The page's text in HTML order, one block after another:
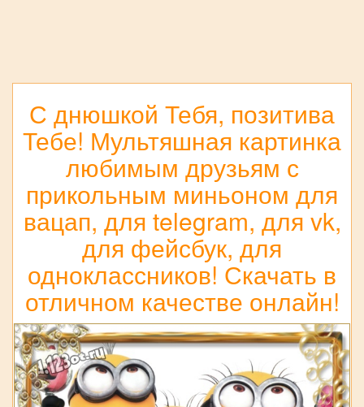
С днюшкой Тебя, позитива
Тебе! Мультяшная картинка
любимым друзьям с
прикольным миньоном для
вацап, для telegram, для vk,
для фейсбук, для
одноклассников! Скачать в
отличном качестве онлайн!